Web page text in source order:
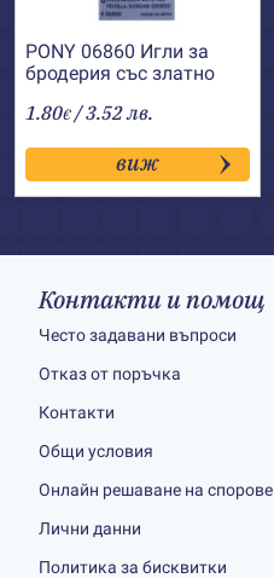
PONY 06860 Игли за
бродерия със златно
1.80€ / 3.52 лв.
виж
Контакти и помощ
Често задавани въпроси
Отказ от поръчка
Контакти
Общи условия
Онлайн решаване на спорове
Лични данни
Политика за бисквитки